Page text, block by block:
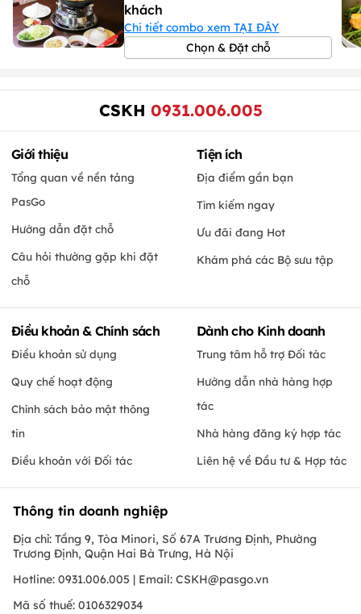
khách
Chi tiết combo xem TẠI ĐÂY
Chọn & Đặt chỗ
CSKH 0931.006.005
Giới thiệu
Tổng quan về nền tảng
PasGo
Hướng dẫn đặt chỗ
Câu hỏi thường gặp khi đặt
chỗ
Tiện ích
Địa điểm gần bạn
Tìm kiếm ngay
Ưu đãi đang Hot
Khám phá các Bộ sưu tập
Điều khoản & Chính sách
Điều khoản sử dụng
Quy chế hoạt động
Chính sách bảo mật thông
tin
Điều khoản với Đối tác
Dành cho Kinh doanh
Trung tâm hỗ trợ Đối tác
Hướng dẫn nhà hàng hợp
tác
Nhà hàng đăng ký hợp tác
Liên hệ về Đầu tư & Hợp tác
Thông tin doanh nghiệp
Địa chỉ: Tầng 9, Tòa Minori, Số 67A Trương Định, Phường
Trương Định, Quận Hai Bà Trưng, Hà Nội
Hotline: 0931.006.005 | Email: CSKH@pasgo.vn
Mã số thuế: 0106329034